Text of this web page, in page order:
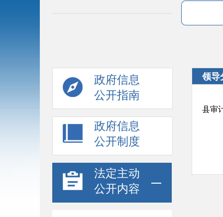
政府信息
公开指南
政府信息
公开制度
法定主动
公开内容
领导
县审